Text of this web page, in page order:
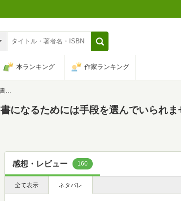
本ランキング 作家ランキング
Ⅺ」
になるためには手段を選んでいられ
感想・レビュー 160
全て表示 ネタバレ